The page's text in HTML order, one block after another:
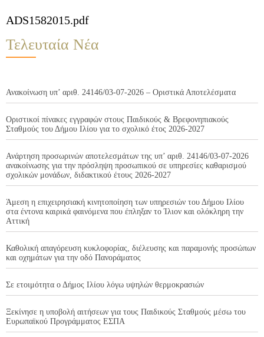
ADS1582015.pdf
Τελευταία Νέα
Ανακοίνωση υπ’ αριθ. 24146/03-07-2026 – Οριστικά Αποτελέσματα
Οριστικοί πίνακες εγγραφών στους Παιδικούς & Βρεφονηπιακούς
Σταθμούς του Δήμου Ιλίου για το σχολικό έτος 2026-2027
Ανάρτηση προσωρινών αποτελεσμάτων της υπ’ αριθ. 24146/03-07-2026
ανακοίνωσης για την πρόσληψη προσωπικού σε υπηρεσίες καθαρισμού
σχολικών μονάδων, διδακτικού έτους 2026-2027
Άμεση η επιχειρησιακή κινητοποίηση των υπηρεσιών του Δήμου Ιλίου
στα έντονα καιρικά φαινόμενα που έπληξαν το Ίλιον και ολόκληρη την
Αττική
Καθολική απαγόρευση κυκλοφορίας, διέλευσης και παραμονής προσώπων
και οχημάτων για την οδό Πανοράματος
Σε ετοιμότητα ο Δήμος Ιλίου λόγω υψηλών θερμοκρασιών
Ξεκίνησε η υποβολή αιτήσεων για τους Παιδικούς Σταθμούς μέσω του
Ευρωπαϊκού Προγράμματος ΕΣΠΑ